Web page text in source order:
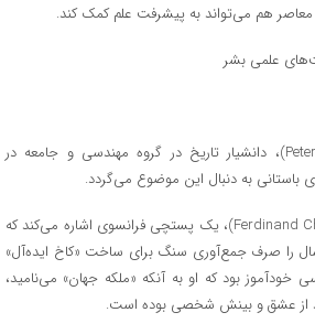
هم می‌تواند به پیشرفت علم کمک کند.
علمی بشر
پیتر دی. نورتون(Peter D. Norton)، دانشیار تاریخ در گروه مهندسی و جامعه در
باستانی به دنبال این موضوع می‌گردد.
نورتون به فردیناند شوال(Ferdinand Cheval)، یک پستچی فرانسوی اشاره می‌کند که
توسل به نیروی عشق، ۳۳ سال را صرف جمع‌آوری سنگ برای ساخت «کاخ ایده‌آل»
خودآموز بود که او به آنکه «ملکه جهان» می‌نامید،
از عشق و بینش شخصی بوده است.